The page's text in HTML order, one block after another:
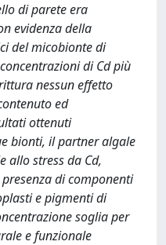
di parete era
evidenza della
del micobionte di
di Cd più
nessun effetto
ed
ottenuti
bionti, il partner algale
allo stress da Cd,
di componenti
e pigmenti di
soglia per
e funzionale